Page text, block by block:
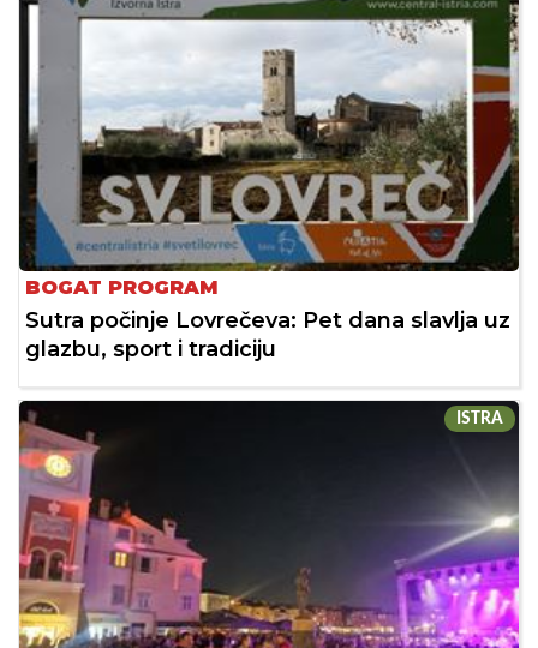
BOGAT PROGRAM
Sutra počinje Lovrečeva: Pet dana slavlja uz
glazbu, sport i tradiciju
ISTRA